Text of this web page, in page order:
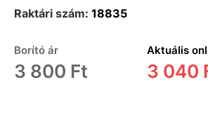
Raktári szám: 18835
Borító ár
3 800 Ft
Aktuális
3 040